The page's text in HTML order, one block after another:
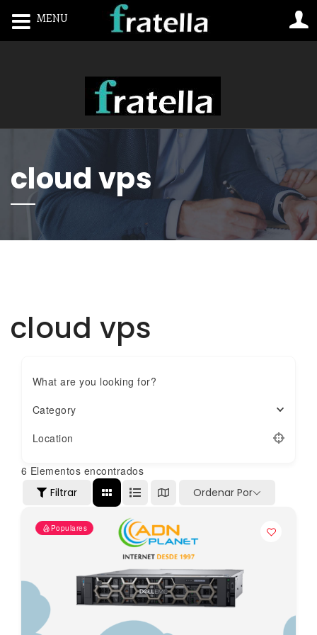
cloud vps
cloud vps
What are you looking for?
Category
Location
6 Elementos encontrados
Filtrar
Ordenar Por
Populares
MENU